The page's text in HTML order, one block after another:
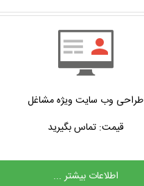
طراحی وب سایت ویژه مشاغل
قیمت: تماس بگیرید
اطلاعات بیشتر ...